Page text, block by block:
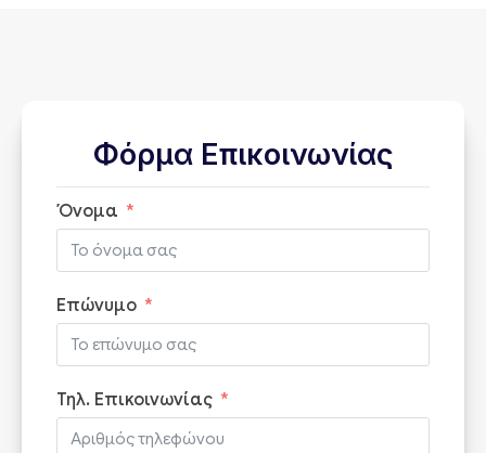
Φόρμα Επικοινωνίας
Όνομα
Επώνυμο
Τηλ. Επικοινωνίας